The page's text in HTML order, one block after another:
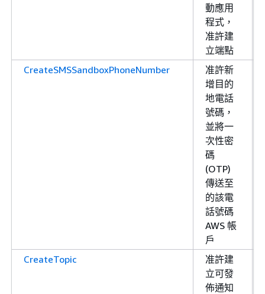
動應用
程式，
准許建
立端點
CreateSMSSandboxPhoneNumber
准許新
增目的
地電話
號碼，
並將一
次性密
碼
(OTP)
傳送至
的該電
話號碼
AWS 帳
戶
CreateTopic
准許建
立可發
佈通知